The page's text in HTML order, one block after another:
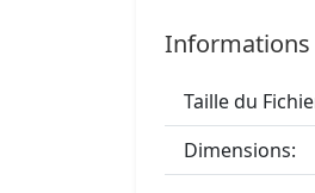
Taille du
Dimensions: